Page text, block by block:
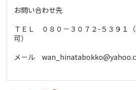
お問い合わせ先
ＴＥＬ ０８０－３０７２-５３９１
可）
メ－ル